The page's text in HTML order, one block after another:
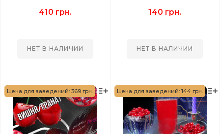
410 грн.
НЕТ В НАЛИЧИИ
140 грн.
НЕТ В НАЛИЧИИ
Цена для заведений: 369 грн. Цена для заведений: 144 грн.